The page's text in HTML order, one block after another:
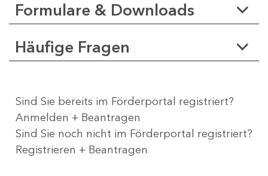
Formulare & Downloads
Häufige Fragen
Sind Sie bereits im Förderportal registriert?
Anmelden + Beantragen
Sind Sie noch nicht im Förderportal registriert?
Registrieren + Beantragen